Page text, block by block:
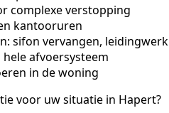
complexe verstopping
kantooruren
sifon vervangen, leidingwerk
afvoersysteem
in de woning
voor uw situatie in Hapert?